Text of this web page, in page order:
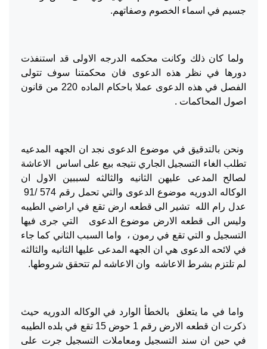
جسيم في اسماء الخصوم وصفاتهم.
ولما كان ذلك وكانت محكمه الدرجه الاولى قد استنفذت
دورها في نظر هذه الدعوى فان محكمتنا سوف تتولى
الفصل في هذه الدعوى عملا باحكام الماده 220 من قانون
اصول المحاكمات .
ونحن بالتدقيق في موضوع الدعوى نجد ان الجهه المدعيه
تطلب الغاء التسجيل الجاري نتيجه بيع على اساس الاعاشة
لصالح المدعى عليهن الثانيه والثالثه لسببين الاول ان
عدل رام الله تشير الى قطعه ارض تقع في اراضي الطيبه
وليس الى قطعه الارض موضوع الدعوى التي جرى فيها
التسجيل و التي تقع في رمون ، واما السبب الثاني كما جاء
في لائحه الدعوى هي ان الجهه المدعى عليها الثانيه والثالثه
لم تلتزم بشرط الاعاشه وان الاعاشه لم تتحقق شروطها.
واما في ما يتعلق بالخطأ الوارد في الوكاله الدوريه حيث
ذكرت ان قطعه الارض رقم 1 حوض 15 تقع في بلده الطيبه
في حين ان سند التسجيل ومعاملات التسجيل جرت على